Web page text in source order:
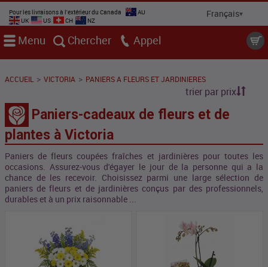
Pour les livraisons à l'extérieur du Canada
AU
UK
US CH NZ
Menu Chercher Appel
ACCUEIL > VICTORIA > PANIERS A FLEURS ET JARDINIERES
trier par prix
Paniers-cadeaux de fleurs et de
plantes à Victoria
Paniers de fleurs coupées fraîches et jardinières pour toutes les
occasions. Assurez-vous d'égayer le jour de la personne qui a la
chance de les recevoir. Choisissez parmi une large sélection de
paniers de fleurs et de jardinières conçus par des professionnels,
durables et à un prix raisonnable ...